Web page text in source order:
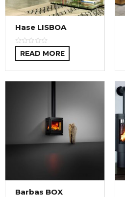
Hase LISBOA
READ MORE
Barbas BOX